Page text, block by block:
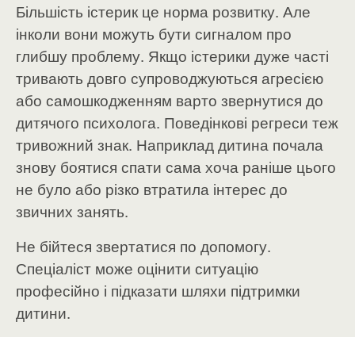
Більшість істерик це норма розвитку. Але
інколи вони можуть бути сигналом про
глибшу проблему. Якщо істерики дуже часті
тривають довго супроводжуються агресією
або самошкодженням варто звернутися до
дитячого психолога. Поведінкові регреси теж
тривожний знак. Наприклад дитина почала
знову боятися спати сама хоча раніше цього
не було або різко втратила інтерес до
звичних занять.
Не бійтеся звертатися по допомогу.
Спеціаліст може оцінити ситуацію
професійно і підказати шляхи підтримки
дитини.